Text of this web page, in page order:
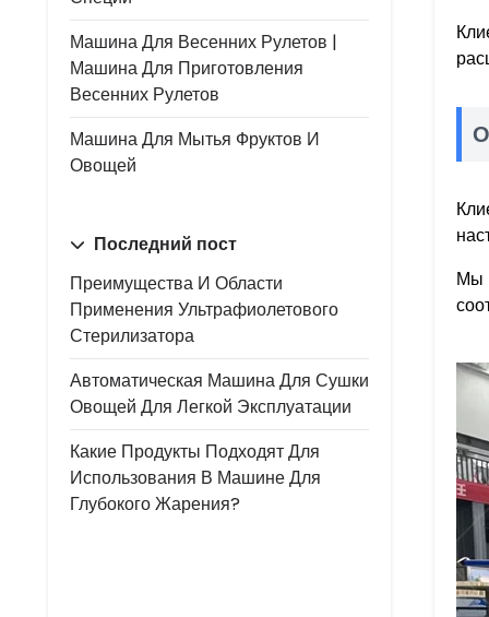
Машина Для Весенних Рулетов |
Машина Для Приготовления
Весенних Рулетов
Машина Для Мытья Фруктов И
Овощей
Последний пост
Преимущества И Области
Применения Ультрафиолетового
Стерилизатора
Автоматическая Машина Для Сушки
Овощей Для Легкой Эксплуатации
Какие Продукты Подходят Для
Использования В Машине Для
Глубокого Жарения?
Мы